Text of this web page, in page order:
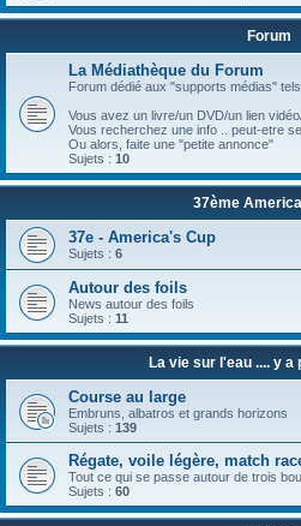
Forum
La Médiathèque du Forum
Forum dédié aux "supports médias"
Vous avez un livre/un DVD/un lien
Vous recherchez une info .. peut-etre
Ou alors, faite une "petite annonce"
Sujets : 10
37ème
37e - America's Cup
Sujets : 6
Autour des foils
News autour des foils
Sujets : 11
La vie sur l'eau .... y a
Course au large
Embruns, albatros et grands horizons
Sujets : 139
Régate, voile légère, match
Tout ce qui se passe autour de trois
Sujets : 60